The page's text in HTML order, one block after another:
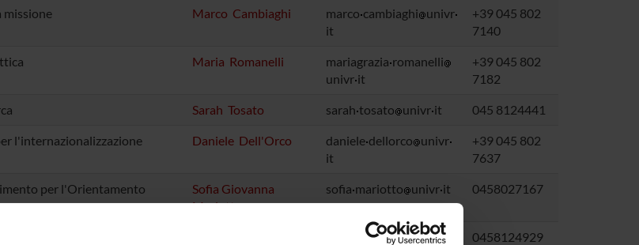
missione Marco Cambiaghi marco cambiaghi
univr
it
+39 045 802
7140
Maria Romanelli mariagrazia romanelli
univr it
+39 045 802
7182
Sarah Tosato sarah tosato univr it 045 8124441
l'internazionalizzazione Daniele Dell'Orco daniele dellorco
univr
it
+39 045 802
7637
per l'Orientamento
Sofia Giovanna
Mariotto
sofia mariotto univr it 0458027167
michela nose univr it 0458124929